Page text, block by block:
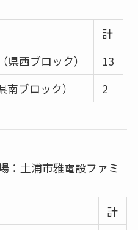
計
西ブロック）
13
南ブロック） 2
土浦市雅電設ファミ
計